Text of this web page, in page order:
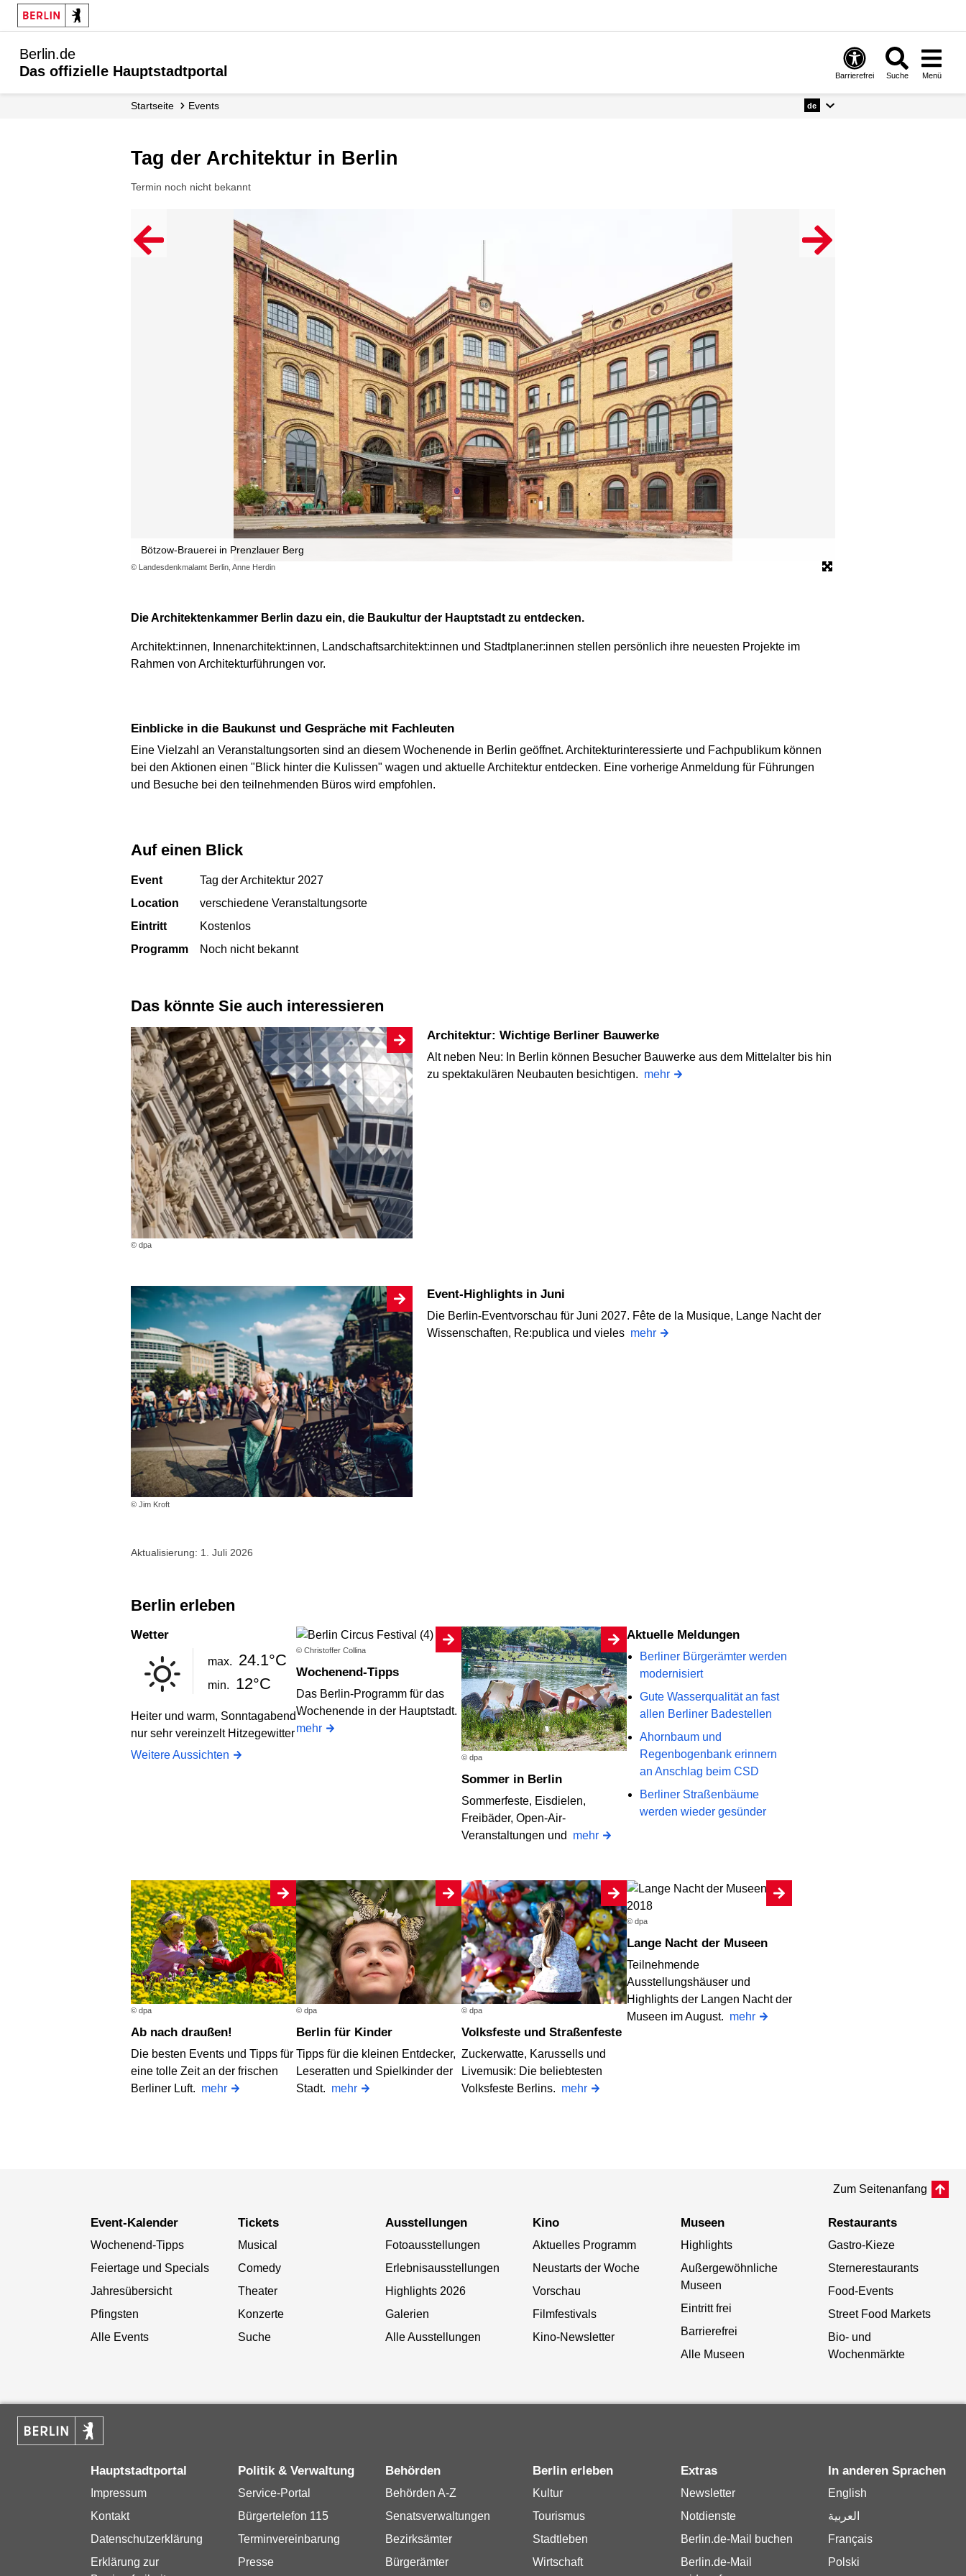
Berlin.de
Das offizielle Hauptstadtportal
Barrierefrei Suche Menü
Startseite Events de
Tag der Architektur in Berlin
Termin noch nicht bekannt
© Landesdenkmalamt Berlin, Anne Herdin
Bötzow-Brauerei in Prenzlauer Berg
Die Architektenkammer Berlin dazu ein, die Baukultur der Hauptstadt zu entdecken.
Architekt:innen, Innenarchitekt:innen, Landschaftsarchitekt:innen und Stadtplaner:innen stellen persönlich ihre neuesten Projekte im
Rahmen von Architekturführungen vor.
Einblicke in die Baukunst und Gespräche mit Fachleuten
Eine Vielzahl an Veranstaltungsorten sind an diesem Wochenende in Berlin geöffnet. Architekturinteressierte und Fachpublikum können
bei den Aktionen einen "Blick hinter die Kulissen" wagen und aktuelle Architektur entdecken. Eine vorherige Anmeldung für Führungen
und Besuche bei den teilnehmenden Büros wird empfohlen.
Auf einen Blick
Event
Tag der Architektur 2027
Location
verschiedene Veranstaltungsorte
Eintritt
Kostenlos
Programm
Noch nicht bekannt
Das könnte Sie auch interessieren
© dpa
Architektur: Wichtige Berliner Bauwerke
Alt neben Neu: In Berlin können Besucher Bauwerke aus dem Mittelalter bis hin
zu spektakulären Neubauten besichtigen. mehr
© Jim Kroft
Event-Highlights in Juni
Die Berlin-Eventvorschau für Juni 2027. Fête de la Musique, Lange Nacht der
Wissenschaften, Re:publica und vieles mehr
Aktualisierung: 1. Juli 2026
Berlin erleben
Wetter
max. 24.1°C
min. 12°C
Heiter und warm, Sonntagabend
nur sehr vereinzelt Hitzegewitter
Weitere Aussichten
© Christoffer Collina
Wochenend-Tipps
Das Berlin-Programm für das
Wochenende in der Hauptstadt.
mehr
© dpa
Sommer in Berlin
Sommerfeste, Eisdielen,
Freibäder, Open-Air-
Veranstaltungen und mehr
Aktuelle Meldungen
Berliner Bürgerämter werden
modernisiert
Gute Wasserqualität an fast
allen Berliner Badestellen
Ahornbaum und
Regenbogenbank erinnern
an Anschlag beim CSD
Berliner Straßenbäume
werden wieder gesünder
© dpa
Ab nach draußen!
Die besten Events und Tipps für
eine tolle Zeit an der frischen
Berliner Luft. mehr
© dpa
Berlin für Kinder
Tipps für die kleinen Entdecker,
Leseratten und Spielkinder der
Stadt. mehr
© dpa
Volksfeste und Straßenfeste
Zuckerwatte, Karussells und
Livemusik: Die beliebtesten
Volksfeste Berlins. mehr
© dpa
Lange Nacht der Museen
Teilnehmende
Ausstellungshäuser und
Highlights der Langen Nacht der
Museen im August. mehr
Zum Seitenanfang
Event-Kalender
Wochenend-Tipps
Feiertage und Specials
Jahresübersicht
Pfingsten
Alle Events
Tickets
Musical
Comedy
Theater
Konzerte
Suche
Ausstellungen
Fotoausstellungen
Erlebnisausstellungen
Highlights 2026
Galerien
Alle Ausstellungen
Kino
Aktuelles Programm
Neustarts der Woche
Vorschau
Filmfestivals
Kino-Newsletter
Museen
Highlights
Außergewöhnliche
Museen
Eintritt frei
Barrierefrei
Alle Museen
Restaurants
Gastro-Kieze
Sternerestaurants
Food-Events
Street Food Markets
Bio- und
Wochenmärkte
Hauptstadtportal
Impressum
Kontakt
Datenschutzerklärung
Erklärung zur
Politik & Verwaltung
Service-Portal
Bürgertelefon 115
Terminvereinbarung
Presse
Behörden
Behörden A-Z
Senatsverwaltungen
Bezirksämter
Bürgerämter
Berlin erleben
Kultur
Tourismus
Stadtleben
Wirtschaft
Extras
Newsletter
Notdienste
Berlin.de-Mail buchen
Berlin.de-Mail
In anderen Sprachen
English
العربية
Français
Polski